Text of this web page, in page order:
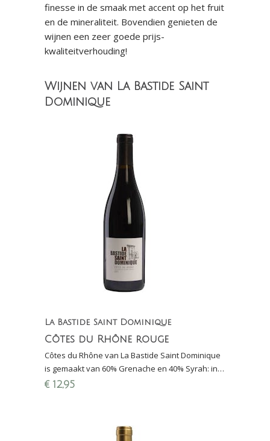
finesse in de smaak met accent op het fruit
en de mineraliteit. Bovendien genieten de
wijnen een zeer goede prijs-
kwaliteitverhouding!
Wijnen van La Bastide Saint
Dominique
La Bastide Saint Dominique
Côtes du Rhône rouge
Côtes du Rhône van La Bastide Saint Dominique
is gemaakt van 60% Grenache en 40% Syrah: in
2016 beste rode huiswijn van Den Haag
€ 12,95